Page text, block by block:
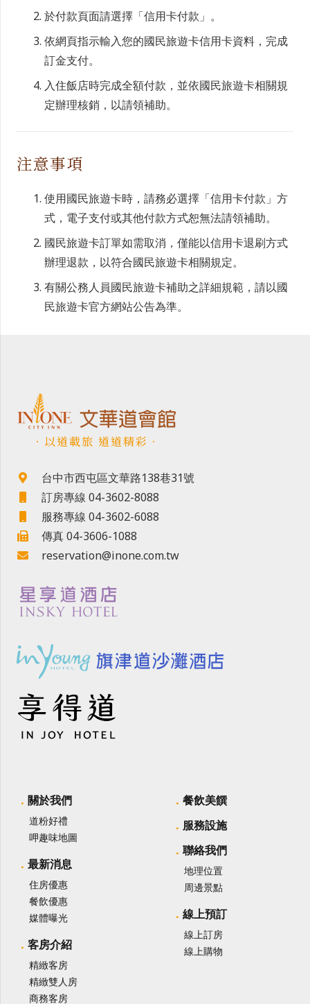
於付款頁面請選擇「信用卡付款」。
依網頁指示輸入您的國民旅遊卡信用卡資料，完成
訂金支付。
入住飯店時完成全額付款，並依國民旅遊卡相關規
定辦理核銷，以請領補助。
注意事項
使用國民旅遊卡時，請務必選擇「信用卡付款」方
式，電子支付或其他付款方式恕無法請領補助。
國民旅遊卡訂單如需取消，僅能以信用卡退刷方式
辦理退款，以符合國民旅遊卡相關規定。
有關公務人員國民旅遊卡補助之詳細規範，請以國
民旅遊卡官方網站公告為準。
．以道載旅 道道精彩．
台中市西屯區文華路138巷31號
訂房專線 04-3602-8088
服務專線 04-3602-6088
傳真 04-3606-1088
reservation@inone.com.tw
關於我們
道粉好禮
呷趣味地圖
最新消息
住房優惠
餐飲優惠
媒體曝光
客房介紹
精緻客房
精緻雙人房
商務客房
餐飲美饌
服務設施
聯絡我們
地理位置
周邊景點
線上預訂
線上訂房
線上購物